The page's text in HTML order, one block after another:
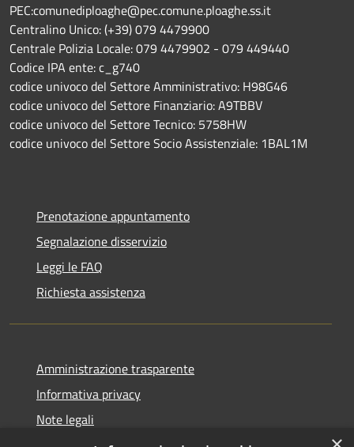
PEC:comunediploaghe@pec.comune.ploaghe.ss.it
Centralino Unico: (+39) 079 4479900
Centrale Polizia Locale: 079 4479902 - 079 449440
Codice IPA ente: c_g740
codice univoco del Settore Amministrativo: H98G46
codice univoco del Settore Finanziario: A9TBBV
codice univoco del Settore Tecnico: 5758HW
codice univoco del Settore Socio Assistenziale: 1BAL1M
Prenotazione appuntamento
Segnalazione disservizio
Leggi le FAQ
Richiesta assistenza
Amministrazione trasparente
Informativa privacy
Note legali